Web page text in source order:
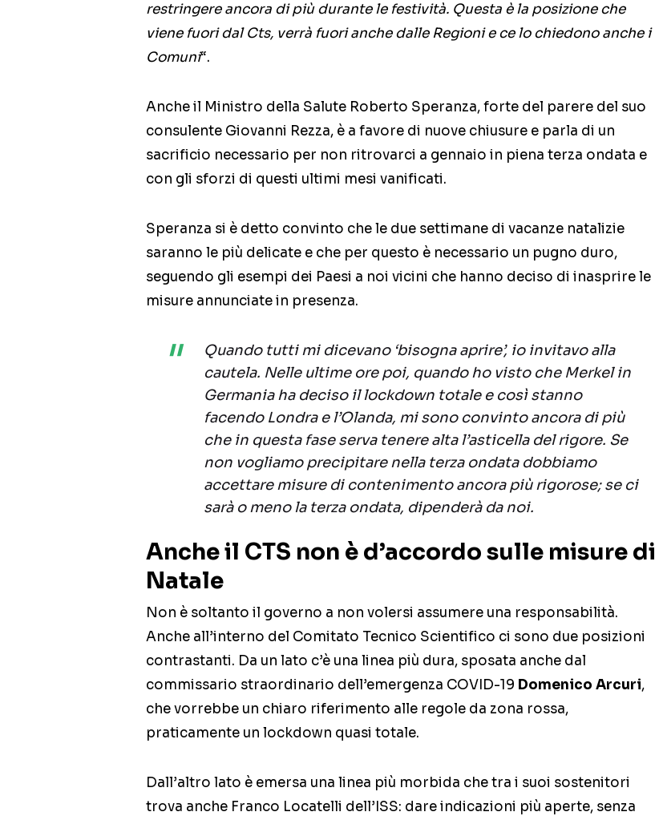
restringere ancora di più durante le festività. Questa è la posizione che
viene fuori dal Cts, verrà fuori anche dalle Regioni e ce lo chiedono anche i
Comuni“.
Anche il Ministro della Salute Roberto Speranza, forte del parere del suo
consulente Giovanni Rezza, è a favore di nuove chiusure e parla di un
sacrificio necessario per non ritrovarci a gennaio in piena terza ondata e
con gli sforzi di questi ultimi mesi vanificati.
Speranza si è detto convinto che le due settimane di vacanze natalizie
saranno le più delicate e che per questo è necessario un pugno duro,
seguendo gli esempi dei Paesi a noi vicini che hanno deciso di inasprire le
misure annunciate in presenza.
Quando tutti mi dicevano ‘bisogna aprire’, io invitavo alla
cautela. Nelle ultime ore poi, quando ho visto che Merkel in
Germania ha deciso il lockdown totale e così stanno
facendo Londra e l’Olanda, mi sono convinto ancora di più
che in questa fase serva tenere alta l’asticella del rigore. Se
non vogliamo precipitare nella terza ondata dobbiamo
accettare misure di contenimento ancora più rigorose; se ci
sarà o meno la terza ondata, dipenderà da noi.
Anche il CTS non è d’accordo sulle misure di
Natale
Non è soltanto il governo a non volersi assumere una responsabilità.
Anche all’interno del Comitato Tecnico Scientifico ci sono due posizioni
contrastanti. Da un lato c’è una linea più dura, sposata anche dal
commissario straordinario dell’emergenza COVID-19 Domenico Arcuri,
che vorrebbe un chiaro riferimento alle regole da zona rossa,
praticamente un lockdown quasi totale.
Dall’altro lato è emersa una linea più morbida che tra i suoi sostenitori
trova anche Franco Locatelli dell’ISS: dare indicazioni più aperte, senza